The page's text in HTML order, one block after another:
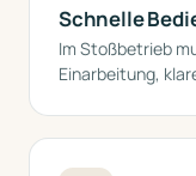
Schnelle
Im Stoßbetrieb
Einarbeitung,